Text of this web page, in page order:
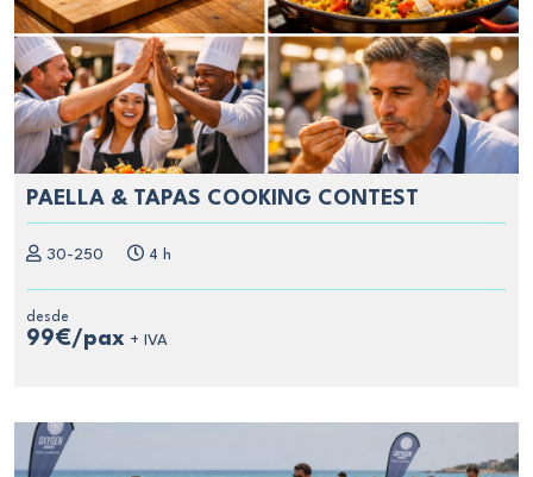
PAELLA & TAPAS COOKING CONTEST
30-250 4 h
desde
99€/pax + IVA